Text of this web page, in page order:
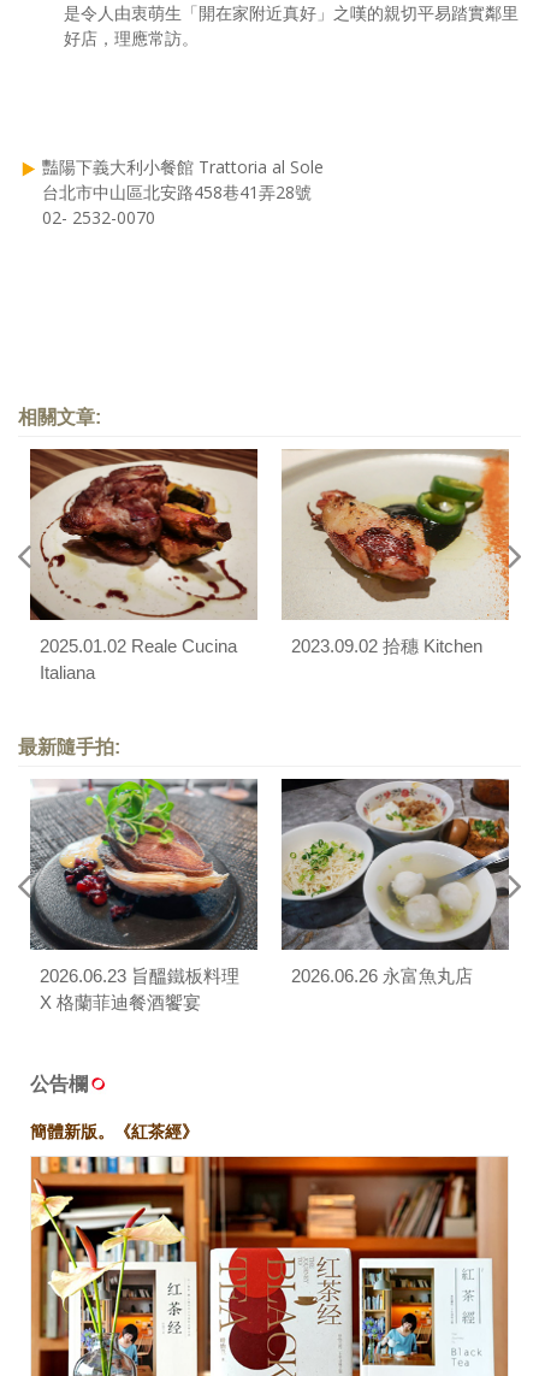
是令人由衷萌生「開在家附近真好」之嘆的親切平易踏實鄰里
好店，理應常訪。
豔陽下義大利小餐館 Trattoria al Sole
台北市中山區北安路458巷41弄28號
02- 2532-0070
相關文章:
2025.01.02 Reale Cucina
Italiana
2023.09.02 拾穗 Kitchen
最新隨手拍:
2026.06.23 旨醞鐵板料理
X 格蘭菲迪餐酒饗宴
2026.06.26 永富魚丸店
公告欄
簡體新版。《紅茶經》